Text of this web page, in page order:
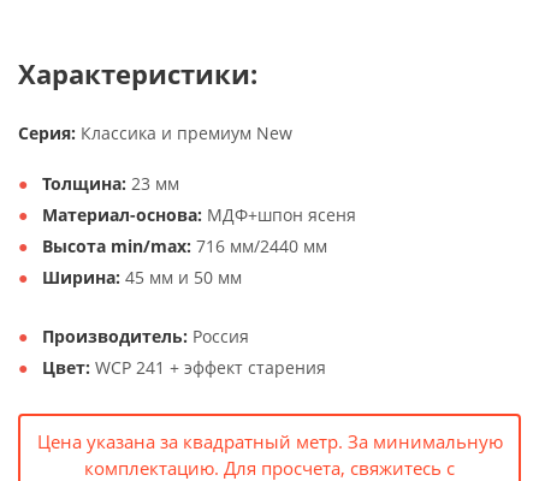
Характеристики:
Серия: Классика и премиум New
Толщина: 23 мм
Материал-основа: МДФ+шпон ясеня
Высота min/max: 716 мм/2440 мм
Ширина: 45 мм и 50 мм
Производитель: Россия
Цвет: WCP 241 + эффект старения
Цена указана за квадратный метр. За минимальную
комплектацию. Для просчета, свяжитесь с